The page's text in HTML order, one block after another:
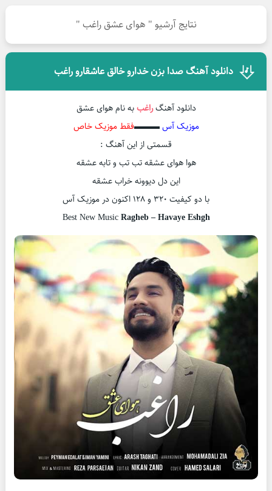
نتایج آرشیو " هوای عشق راغب "
دانلود آهنگ صدا بزن خدارو خالق عاشقارو راغب
دانلود آهنگراغببه نام هوای عشق
موزیک آس▬▬▬فقط موزیک خاص
قسمتی از این آهنگ :
هوا هوای عشقه تب تب و تابه عشقه
این دل دیوونه خراب عشقه
با دو کیفیت ۳۲۰ و ۱۲۸ اکنون در موزیک آس
Best New MusicRagheb – Havaye Eshgh